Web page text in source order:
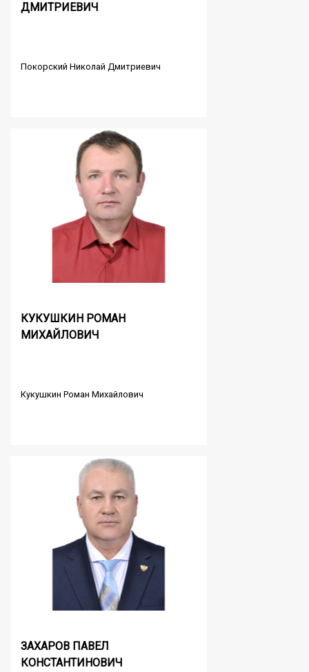
ДМИТРИЕВИЧ
Покорский Николай Дмитриевич
КУКУШКИН РОМАН
МИХАЙЛОВИЧ
Кукушкин Роман Михайлович
ЗАХАРОВ ПАВЕЛ
КОНСТАНТИНОВИЧ